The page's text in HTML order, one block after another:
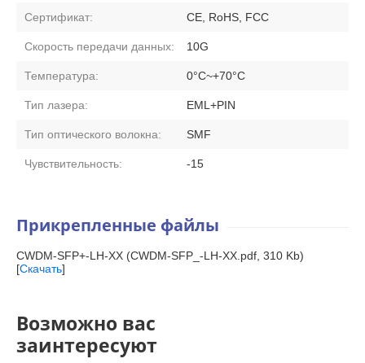
Сертификат: CE, RoHS, FCC
Скорость передачи данных: 10G
Температура: 0°C~+70°C
Тип лазера: EML+PIN
Тип оптического волокна: SMF
Чувствительность: -15
Прикрепленные файлы
CWDM-SFP+-LH-XX (CWDM-SFP_-LH-XX.pdf, 310 Kb)
[Скачать]
Возможно вас
заинтересуют